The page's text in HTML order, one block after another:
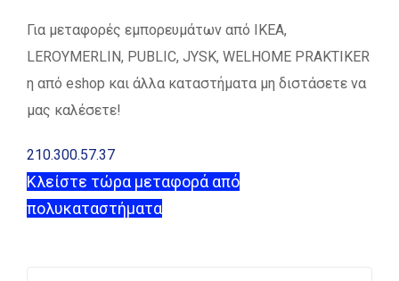
Για μεταφορές εμπορευμάτων από ΙΚΕΑ,
LEROYMERLIN, PUBLIC, JYSK, WELHOME PRAKTIKER
η από eshop και άλλα καταστήματα μη διστάσετε να
μας καλέσετε!
210.300.57.37
Κλείστε τώρα μεταφορά από
πολυκαταστήματα